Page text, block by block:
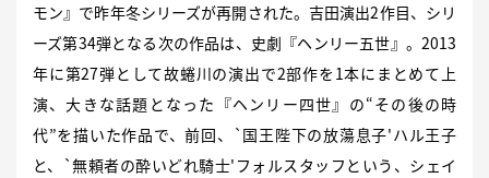
モン』で昨年冬シリーズが再開された。吉田演出2作目、シリ
ーズ第34弾となる次の作品は、史劇『ヘンリー五世』。2013
年に第27弾として故蜷川の演出で2部作を1本にまとめて上
演、大きな話題となった『ヘンリー四世』の“その後の時
代”を描いた作品で、前回、`国王陛下の放蕩息子'ハル王子
と、`無頼者の酔いどれ騎士'フォルスタッフという、シェイ